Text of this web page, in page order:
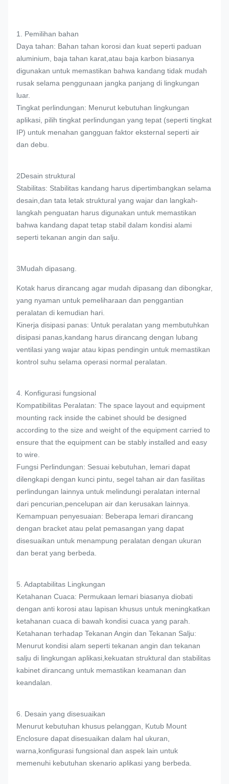
1. Pemilihan bahan
Daya tahan: Bahan tahan korosi dan kuat seperti paduan
aluminium, baja tahan karat,atau baja karbon biasanya
digunakan untuk memastikan bahwa kandang tidak mudah
rusak selama penggunaan jangka panjang di lingkungan
luar.
Tingkat perlindungan: Menurut kebutuhan lingkungan
aplikasi, pilih tingkat perlindungan yang tepat (seperti tingkat
IP) untuk menahan gangguan faktor eksternal seperti air
dan debu.
2Desain struktural
Stabilitas: Stabilitas kandang harus dipertimbangkan selama
desain,dan tata letak struktural yang wajar dan langkah-
langkah penguatan harus digunakan untuk memastikan
bahwa kandang dapat tetap stabil dalam kondisi alami
seperti tekanan angin dan salju.
3Mudah dipasang.
Kotak harus dirancang agar mudah dipasang dan dibongkar,
yang nyaman untuk pemeliharaan dan penggantian
peralatan di kemudian hari.
Kinerja disipasi panas: Untuk peralatan yang membutuhkan
disipasi panas,kandang harus dirancang dengan lubang
ventilasi yang wajar atau kipas pendingin untuk memastikan
kontrol suhu selama operasi normal peralatan.
4. Konfigurasi fungsional
Kompatibilitas Peralatan: The space layout and equipment
mounting rack inside the cabinet should be designed
according to the size and weight of the equipment carried to
ensure that the equipment can be stably installed and easy
to wire.
Fungsi Perlindungan: Sesuai kebutuhan, lemari dapat
dilengkapi dengan kunci pintu, segel tahan air dan fasilitas
perlindungan lainnya untuk melindungi peralatan internal
dari pencurian,pencelupan air dan kerusakan lainnya.
Kemampuan penyesuaian: Beberapa lemari dirancang
dengan bracket atau pelat pemasangan yang dapat
disesuaikan untuk menampung peralatan dengan ukuran
dan berat yang berbeda.
5. Adaptabilitas Lingkungan
Ketahanan Cuaca: Permukaan lemari biasanya diobati
dengan anti korosi atau lapisan khusus untuk meningkatkan
ketahanan cuaca di bawah kondisi cuaca yang parah.
Ketahanan terhadap Tekanan Angin dan Tekanan Salju:
Menurut kondisi alam seperti tekanan angin dan tekanan
salju di lingkungan aplikasi,kekuatan struktural dan stabilitas
kabinet dirancang untuk memastikan keamanan dan
keandalan.
6. Desain yang disesuaikan
Menurut kebutuhan khusus pelanggan, Kutub Mount
Enclosure dapat disesuaikan dalam hal ukuran,
warna,konfigurasi fungsional dan aspek lain untuk
memenuhi kebutuhan skenario aplikasi yang berbeda.